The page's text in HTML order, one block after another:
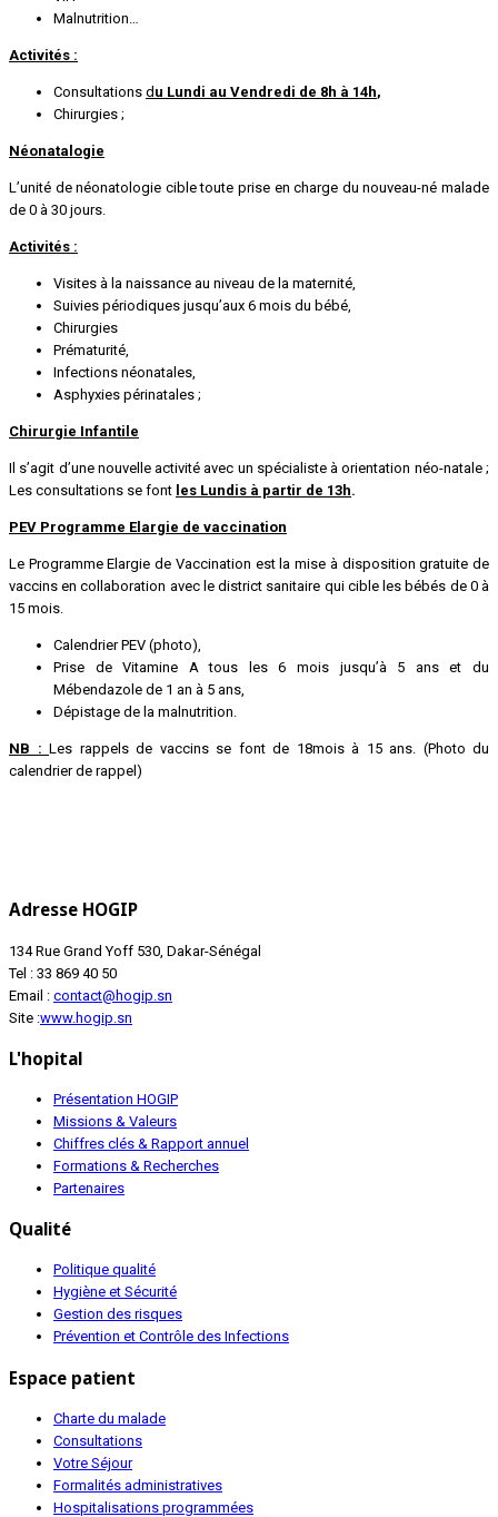
Malnutrition…
Activités :
Consultations d u Lundi au Vendredi de 8h à 14h,
Chirurgies ;
Néonatalogie
L’unité de néonatologie cible toute prise en charge du nouveau-né malade
de 0 à 30 jours.
Activités :
Visites à la naissance au niveau de la maternité,
Suivies périodiques jusqu’aux 6 mois du bébé,
Chirurgies
Prématurité,
Infections néonatales,
Asphyxies périnatales ;
Chirurgie Infantile
Il s’agit d’une nouvelle activité avec un spécialiste à orientation néo-natale ;
Les consultations se font les Lundis à partir de 13h.
PEV Programme Elargie de vaccination
Le Programme Elargie de Vaccination est la mise à disposition gratuite de
vaccins en collaboration avec le district sanitaire qui cible les bébés de 0 à
15 mois.
Calendrier PEV (photo),
Prise de Vitamine A tous les 6 mois jusqu’à 5 ans et du
Mébendazole de 1 an à 5 ans,
Dépistage de la malnutrition.
NB : Les rappels de vaccins se font de 18mois à 15 ans. (Photo du
calendrier de rappel)
Adresse HOGIP
134 Rue Grand Yoff 530, Dakar-Sénégal
Tel : 33 869 40 50
Email : contact@hogip.sn
Site :www.hogip.sn
L'hopital
Présentation HOGIP
Missions & Valeurs
Chiffres clés & Rapport annuel
Formations & Recherches
Partenaires
Qualité
Politique qualité
Hygiène et Sécurité
Gestion des risques
Prévention et Contrôle des Infections
Espace patient
Charte du malade
Consultations
Votre Séjour
Formalités administratives
Hospitalisations programmées